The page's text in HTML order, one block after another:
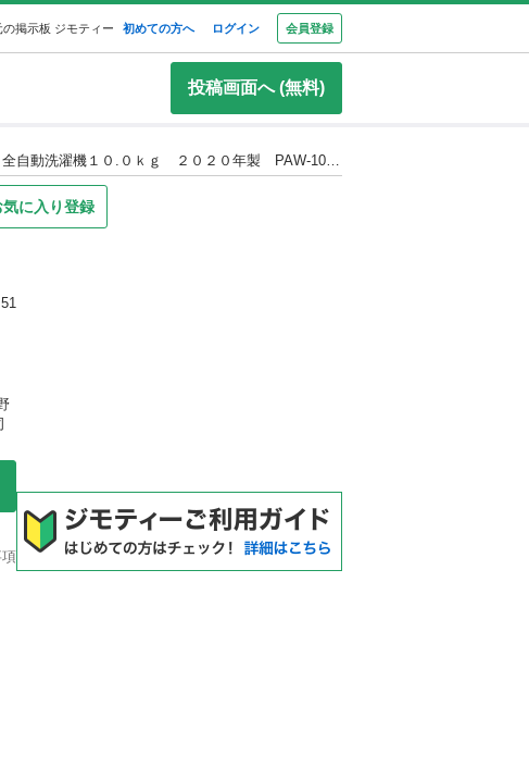
の掲示板 ジモティー 初めての方へ ログイン 会員登録
投稿画面へ (無料)
★0662★（★2020年モデル★1台限り★通常￥33,000→￥25,300値下げ★ジモティー特典あり★）アイリスオオヤマ 全自動洗濯機１０.０ｋｇ ２０２０年製 PAW-101E 白 4人世帯～ 58.6㎝幅 高く買取るゾウ八幡東店
気に入り登録